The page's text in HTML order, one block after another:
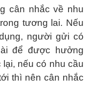
cân nhắc về nhu
tương lai. Nếu
người gửi có
để được hưởng
nếu có nhu cầu
thì nên cân nhắc